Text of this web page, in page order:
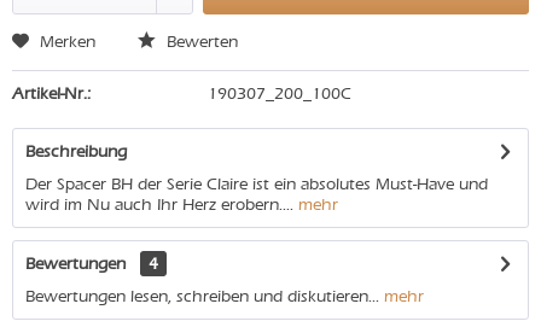
Merken Bewerten
Artikel-Nr.: 190307_200_100C
Beschreibung
Der Spacer BH der Serie Claire ist ein absolutes Must-Have und
wird im Nu auch Ihr Herz erobern.... mehr
Bewertungen
4
Bewertungen lesen, schreiben und diskutieren... mehr